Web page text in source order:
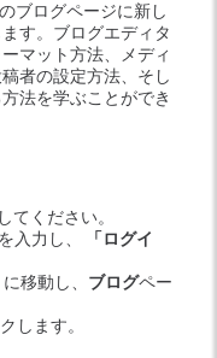
ブログページに新し
す。ブログエディタ
マット方法、メディ
者の設定方法、そし
法を学ぶことができ
てください。
入力し、
「ログイ
に移動し、 ブログペー
します。